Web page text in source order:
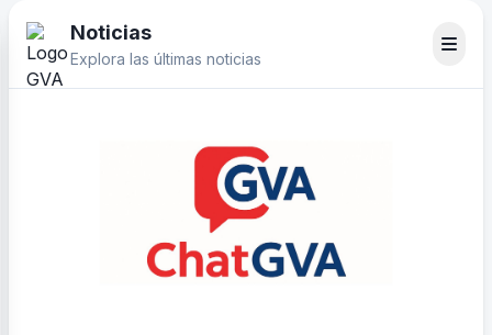
Noticias
Explora las últimas noticias